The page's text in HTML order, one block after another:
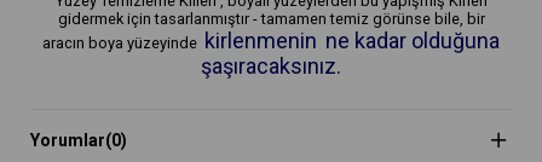
gidermek için tasarlanmıştır - tamamen temiz görünse bile, bir
aracın boya yüzeyinde kirlenmenin ne kadar olduğuna
şaşıracaksınız.
Yorumlar(0)